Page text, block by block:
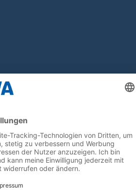
Privacy
Cookie Choices